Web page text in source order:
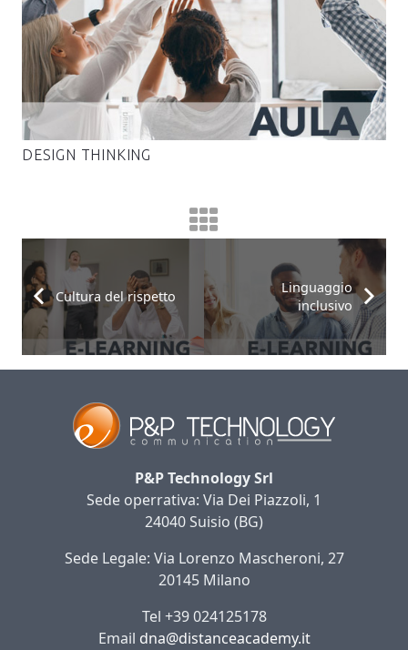
DESIGN THINKING
Cultura del rispetto
Linguaggio
inclusivo
P&P Technology Srl
Sede operrativa: Via Dei Piazzoli, 1
24040 Suisio (BG)
Sede Legale: Via Lorenzo Mascheroni, 27
20145 Milano
Tel +39 024125178
Email dna@distanceacademy.it